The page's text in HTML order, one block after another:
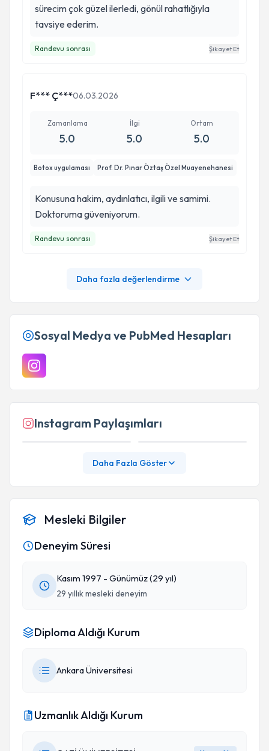
sürecim çok güzel ilerledi, gönül rahatlığıyla
tavsiye ederim.
Randevu sonrası Şikayet Et
F*** Ç***06.03.2026
Zamanlama
5.0
İlgi
5.0
Ortam
5.0
Botox uygulaması Prof. Dr. Pınar Öztaş Özel Muayenehanesi
Konusuna hakim, aydınlatıcı, ilgili ve samimi.
Doktoruma güveniyorum.
Randevu sonrası Şikayet Et
Daha fazla değerlendirme
Sosyal Medya ve PubMed Hesapları
Instagram Paylaşımları
Daha Fazla Göster
Mesleki Bilgiler
Deneyim Süresi
Kasım 1997 - Günümüz (29 yıl)
29 yıllık mesleki deneyim
Diploma Aldığı Kurum
Ankara Üniversitesi
Uzmanlık Aldığı Kurum